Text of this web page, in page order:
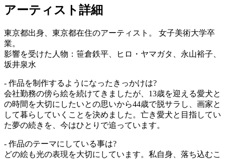
アーティスト詳細
東京都出身、東京都在住のアーティスト。 女子美術大学卒
業。
影響を受けた人物：笹倉鉄平、ヒロ・ヤマガタ、永山裕子、
坂井泉水
- 作品を制作するようになったきっかけは?
会社勤務の傍ら絵を続けてきましたが、13歳を迎える愛犬と
の時間を大切にしたいとの思いから44歳で脱サラし、画家と
して暮らしていくことを決めました。亡き愛犬と目指してい
た夢の続きを、今はひとりで追っています。
- 作品のテーマにしている事は?
どの絵も光の表現を大切にしています。私自身、落ち込むこ